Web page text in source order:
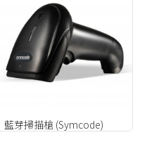
藍芽掃描槍 (Symcode)